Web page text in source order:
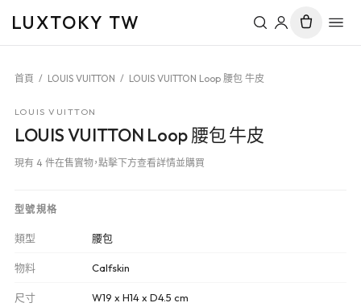
LUXTOKY TW
首頁 / LOUIS VUITTON / LOUIS VUITTON Loop 腰包 牛皮
LOUIS VUITTON
LOUIS VUITTON Loop 腰包 牛皮
現有 4 件在售實物，點擊下方查看詳情並購買
型號規格
類型 腰包
物料 Calfskin
尺寸 W19 x H14 x D4.5 cm